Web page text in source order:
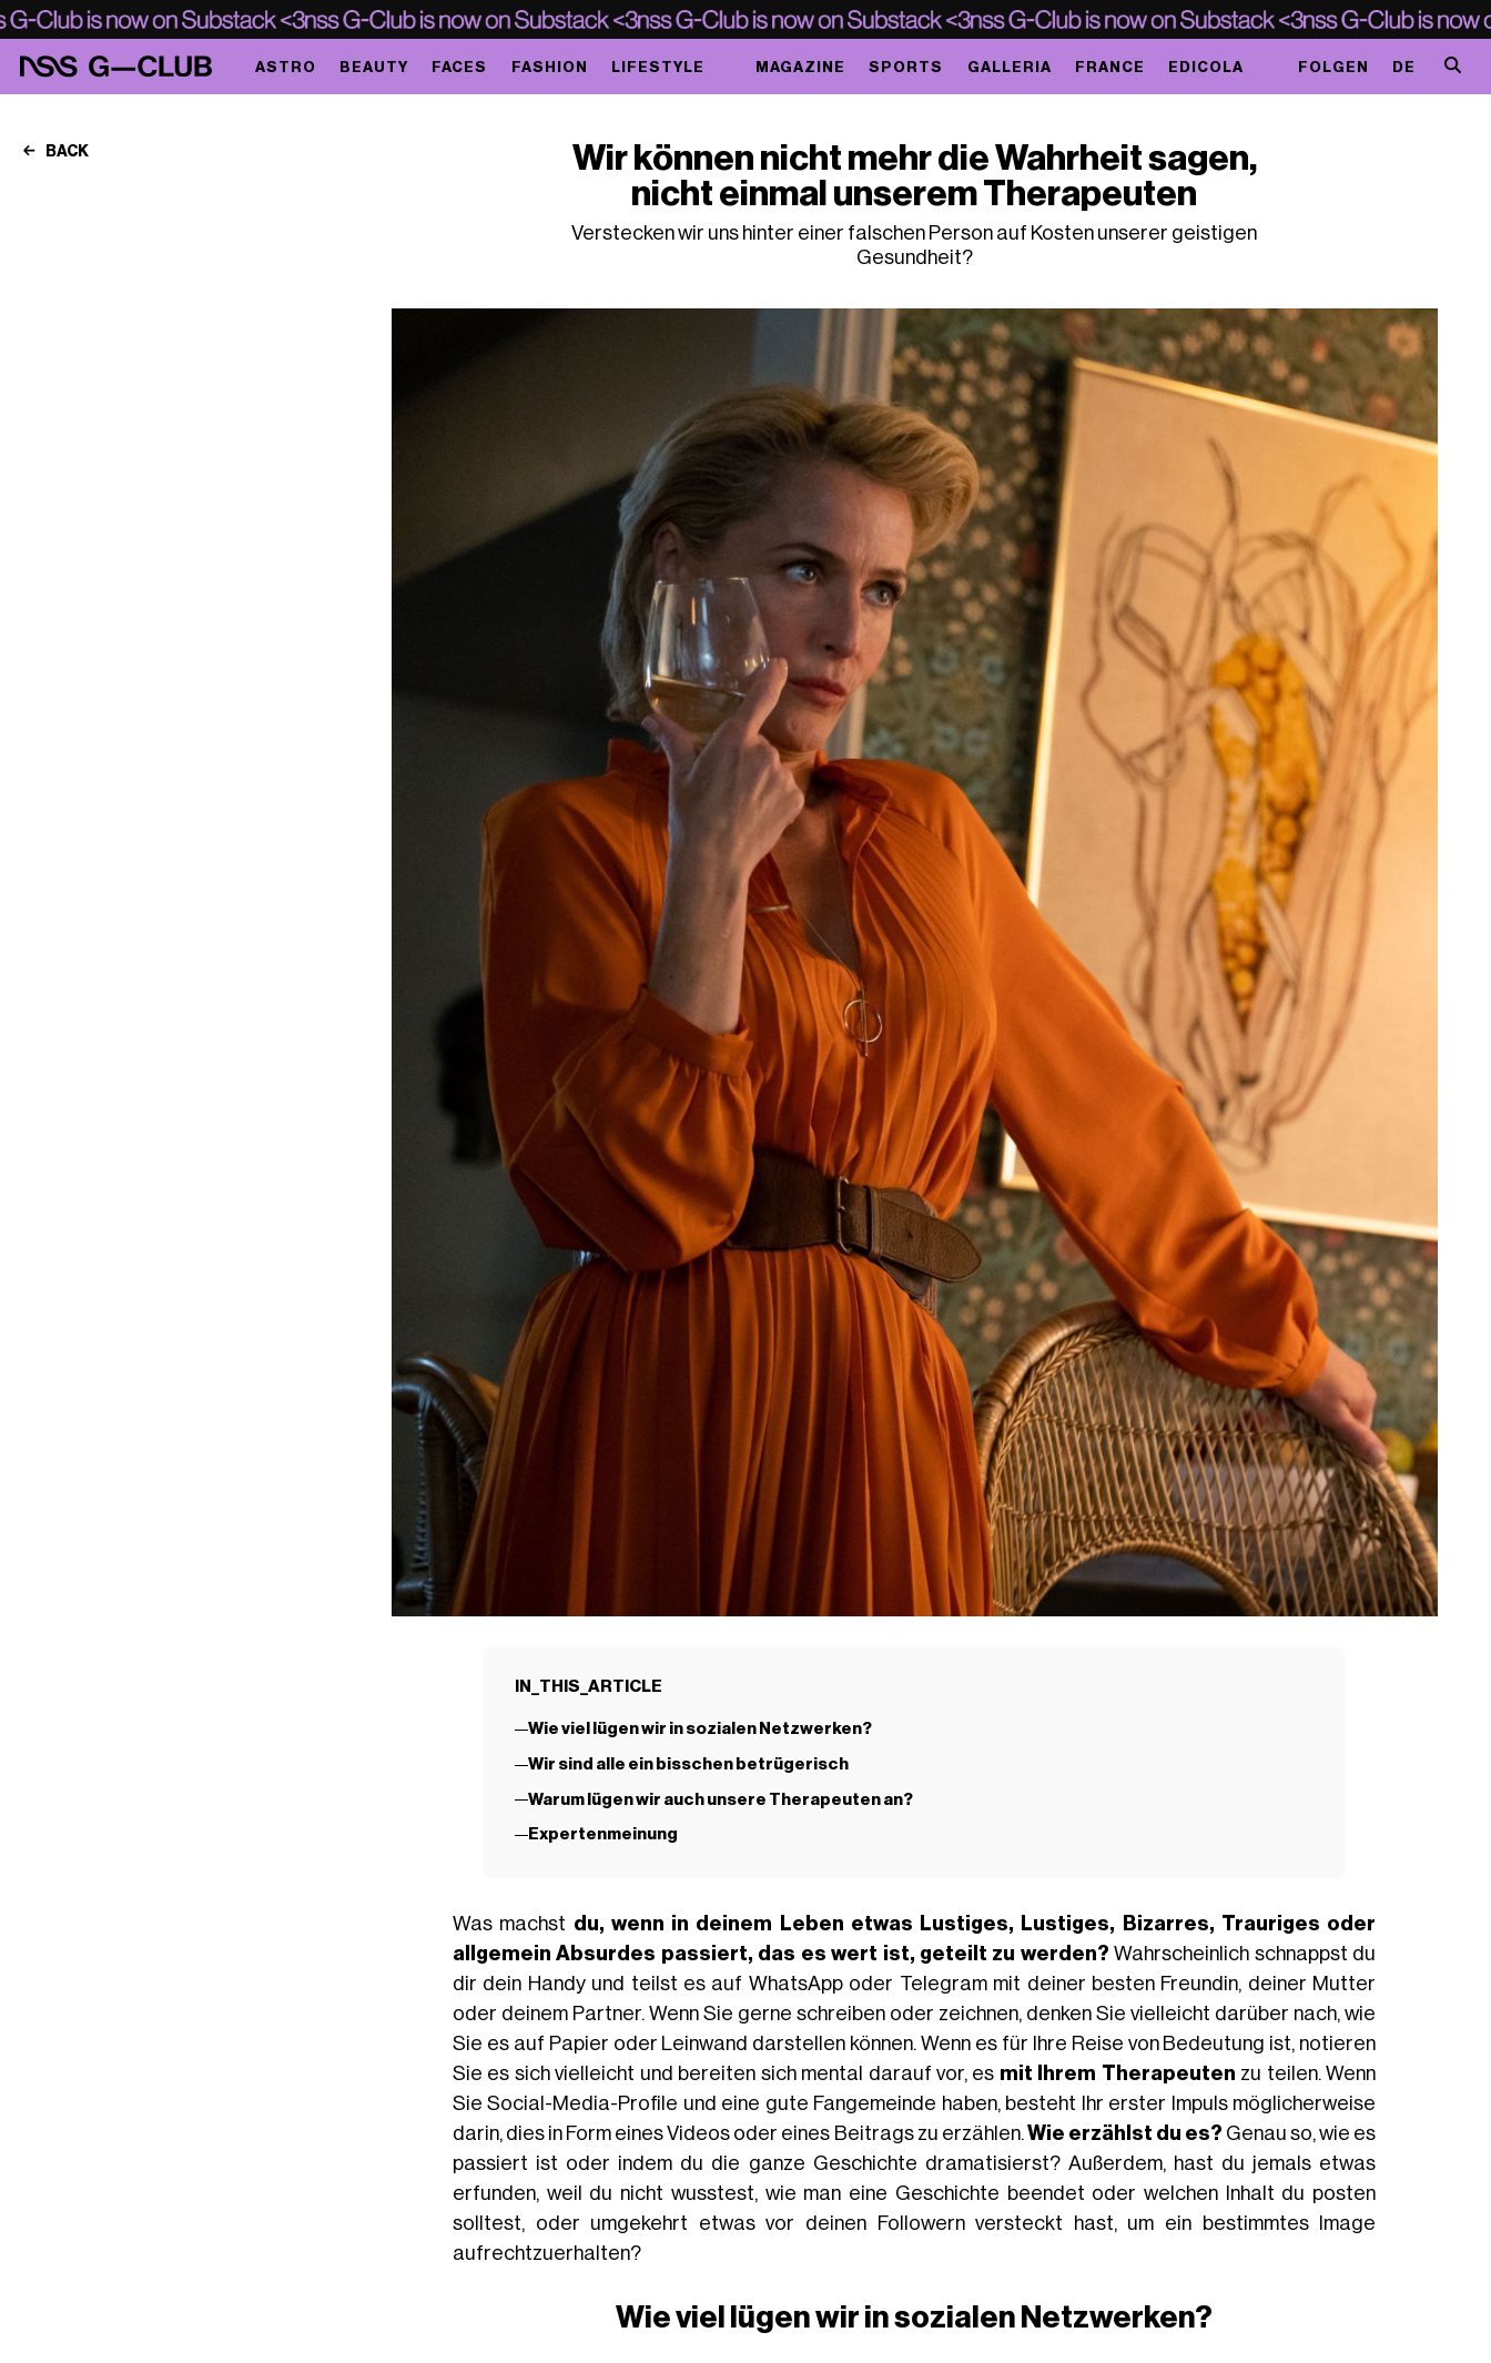
ASTRO BEAUTY FACES FASHION LIFESTYLE MAGAZINE SPORTS GALLERIA FRANCE EDICOLA FOLGEN DE
BACK
Wir können nicht mehr die Wahrheit sagen,
nicht einmal unserem Therapeuten
Verstecken wir uns hinter einer falschen Person auf Kosten unserer geistigen
Gesundheit?
IN_THIS_ARTICLE
Wie viel lügen wir in sozialen Netzwerken?
Wir sind alle ein bisschen betrügerisch
Warum lügen wir auch unsere Therapeuten an?
Expertenmeinung
Was machst du, wenn in deinem Leben etwas Lustiges, Lustiges, Bizarres, Trauriges oder
allgemein Absurdes passiert, das es wert ist, geteilt zu werden? Wahrscheinlich schnappst du
dir dein Handy und teilst es auf WhatsApp oder Telegram mit deiner besten Freundin, deiner Mutter
oder deinem Partner. Wenn Sie gerne schreiben oder zeichnen, denken Sie vielleicht darüber nach, wie
Sie es auf Papier oder Leinwand darstellen können. Wenn es für Ihre Reise von Bedeutung ist, notieren
Sie es sich vielleicht und bereiten sich mental darauf vor, es mit Ihrem Therapeuten zu teilen. Wenn
Sie Social-Media-Profile und eine gute Fangemeinde haben, besteht Ihr erster Impuls möglicherweise
darin, dies in Form eines Videos oder eines Beitrags zu erzählen.Wie erzählst du es? Genau so, wie es
passiert ist oder indem du die ganze Geschichte dramatisierst? Außerdem, hast du jemals etwas
erfunden, weil du nicht wusstest, wie man eine Geschichte beendet oder welchen Inhalt du posten
solltest, oder umgekehrt etwas vor deinen Followern versteckt hast, um ein bestimmtes Image
aufrechtzuerhalten?
Wie viel lügen wir in sozialen Netzwerken?